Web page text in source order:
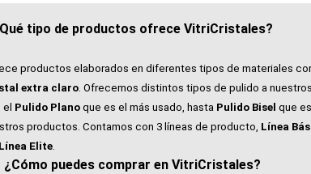
tipo de productos ofrece VitriCristales?
productos elaborados en diferentes tipos de materiales
extra claro. Ofrecemos distintos tipos de pulido a nuestros
Pulido Plano que es el más usado, hasta Pulido Bisel que
productos. Contamos con 3 líneas de producto, Línea
Elite.
¿Cómo puedes comprar en VitriCristales?